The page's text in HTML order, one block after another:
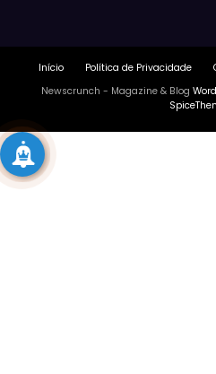
Início Política de Privacidade
Newscrunch - Magazine & Blog